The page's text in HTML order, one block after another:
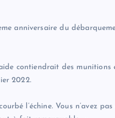
anniversaire du
contiendrait des munitions
2022.
l’échine. Vous n’avez